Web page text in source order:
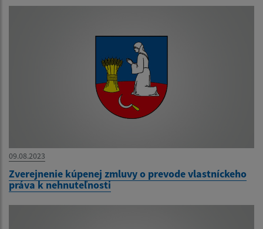
09.08.2023
Zverejnenie kúpenej zmluvy o prevode vlastníckeho
práva k nehnuteľnosti